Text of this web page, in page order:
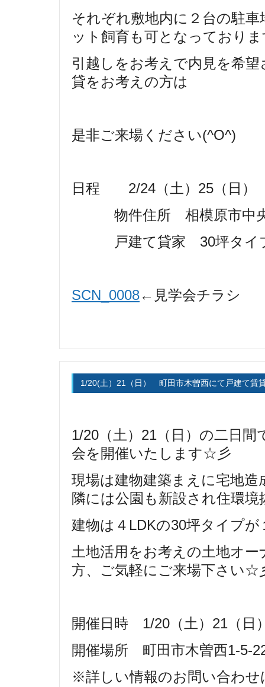
それぞれ敷地内に２台の駐
ット飼育も可となっており
引越しをお考えで内見を希
貸をお考えの方は
是非ご来場ください(^O^)
日程 2/24（土）25（日）
物件住所 相模原市中央
戸建て貸家 30坪タイ
SCN_0008←見学会チラシ
1/20(土）21（日） 町田市木曽西にて戸建て賃
1/20（土）21（日）の二日
会を開催いたします☆彡
現場は建物建築まえに宅地
隣には公園も新設され住環
建物は４LDKの30坪タイプ
土地活用をお考えの土地オ
方、ご気軽にご来場下さい☆
開催日時 1/20（土）21（日
開催場所 町田市木曽西1-5-
※詳しい情報のお問い合わ